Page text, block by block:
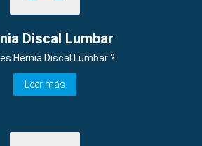
Discal Lumbar
Hernia Discal Lumbar ?
Leer más